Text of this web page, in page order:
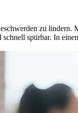
zu
spürbar. In